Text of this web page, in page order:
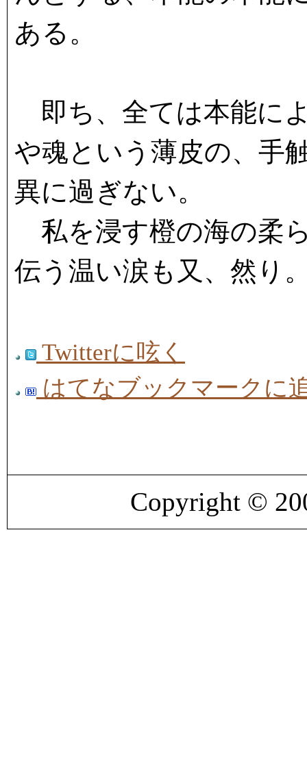
ある。
即ち、全ては本能に
や魂という薄皮の、手
異に過ぎない。
私を浸す橙の海の柔
伝う温い涙も又、然り
Twitterに呟く
はてなブックマークに
Copyright ©